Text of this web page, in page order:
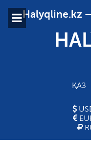
Halyqline.kz
ҚАЗ